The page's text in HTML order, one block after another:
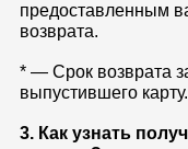
предоставленным
возврата.
* — Срок возврата
выпустившего карту.
3. Как узнать